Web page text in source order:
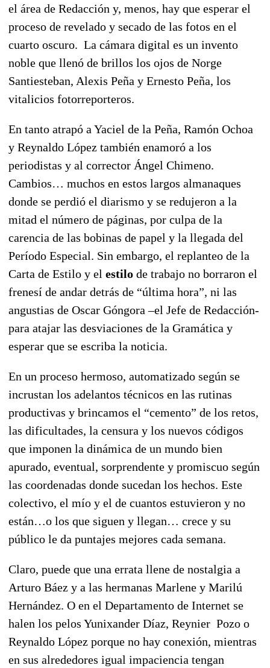
el área de Redacción y, menos, hay que esperar el
proceso de revelado y secado de las fotos en el
cuarto oscuro. La cámara digital es un invento
noble que llenó de brillos los ojos de Norge
Santiesteban, Alexis Peña y Ernesto Peña, los
vitalicios fotorreporteros.
En tanto atrapó a Yaciel de la Peña, Ramón Ochoa
y Reynaldo López también enamoró a los
periodistas y al corrector Ángel Chimeno.
Cambios… muchos en estos largos almanaques
donde se perdió el diarismo y se redujeron a la
mitad el número de páginas, por culpa de la
carencia de las bobinas de papel y la llegada del
Período Especial. Sin embargo, el replanteo de la
Carta de Estilo y el estilo de trabajo no borraron el
frenesí de andar detrás de “última hora”, ni las
angustias de Oscar Góngora –el Jefe de Redacción-
para atajar las desviaciones de la Gramática y
esperar que se escriba la noticia.
En un proceso hermoso, automatizado según se
incrustan los adelantos técnicos en las rutinas
productivas y brincamos el “cemento” de los retos,
las dificultades, la censura y los nuevos códigos
que imponen la dinámica de un mundo bien
apurado, eventual, sorprendente y promiscuo según
las coordenadas donde sucedan los hechos. Este
colectivo, el mío y el de cuantos estuvieron y no
están…o los que siguen y llegan… crece y su
público le da puntajes mejores cada semana.
Claro, puede que una errata llene de nostalgia a
Arturo Báez y a las hermanas Marlene y Marilú
Hernández. O en el Departamento de Internet se
halen los pelos Yunixander Díaz, Reynier Pozo o
Reynaldo López porque no hay conexión, mientras
en sus alrededores igual impaciencia tengan